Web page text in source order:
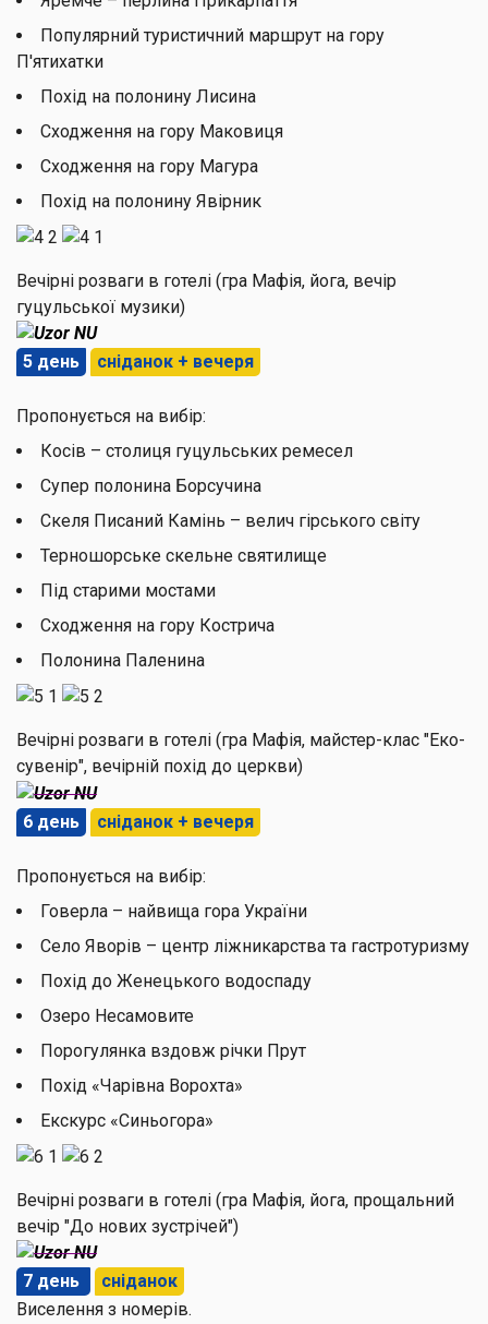
Популярний туристичний маршрут на гору
П'ятихатки
Похід на полонину Лисина
Сходження на гору Маковиця
Сходження на гору Магура
Похід на полонину Явірник
Вечірні розваги в готелі (гра Мафія, йога, вечір
гуцульської музики)
5 день сніданок + вечеря
Пропонується на вибір:
Косів – столиця гуцульських ремесел
Супер полонина Борсучина
Скеля Писаний Камінь – велич гірського світу
Терношорське скельне святилище
Під старими мостами
Сходження на гору Кострича
Полонина Паленина
Вечірні розваги в готелі (гра Мафія, майстер-клас "Еко-
сувенір", вечірній похід до церкви)
6 день сніданок + вечеря
Пропонується на вибір:
Говерла – найвища гора України
Село Яворів – центр ліжникарства та гастротуризму
Похід до Женецького водоспаду
Озеро Несамовите
Порогулянка вздовж річки Прут
Похід «Чарівна Ворохта»
Екскурс «Синьогора»
Вечірні розваги в готелі (гра Мафія, йога, прощальний
вечір "До нових зустрічей")
7 день
сніданок
Виселення з номерів.